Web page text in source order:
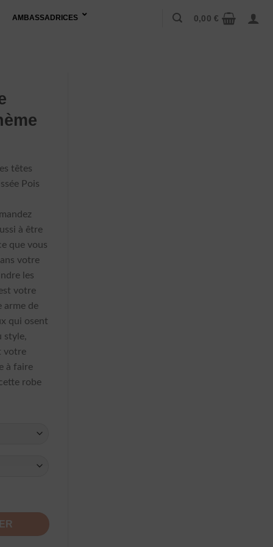
AMBASSADRICES 0,00€
:
€
€
têtes
Pois
à être
que vous
votre
les
votre
arme de
qui osent
style,
votre
à faire
robe
Pois Bohème